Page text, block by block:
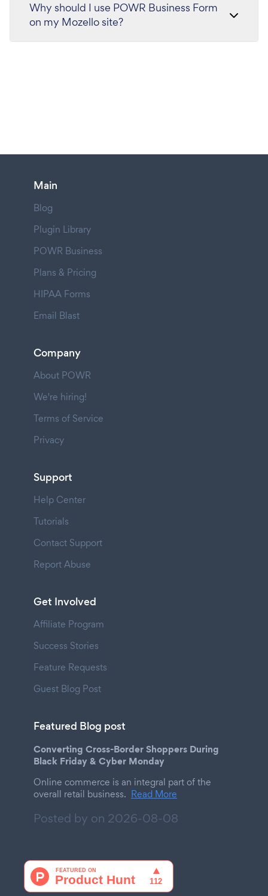
Why should I use POWR Business Form
on my Mozello site?
Main
Blog
Plugin Library
POWR Business
Plans & Pricing
HIPAA Forms
Email Blast
Company
About POWR
We're hiring!
Terms of Service
Privacy
Support
Help Center
Tutorials
Contact Support
Report Abuse
Get Involved
Affiliate Program
Success Stories
Feature Requests
Guest Blog Post
Featured Blog post
Converting Cross-Border Shoppers During
Black Friday & Cyber Monday
Online commerce is an integral part of the
overall retail business. Read More
Posted by on 2026-08-08